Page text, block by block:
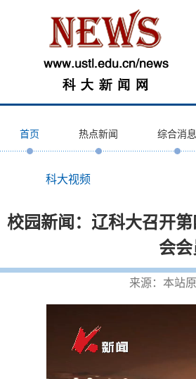
首页 热点新闻 综合消息
科大视频
校园新闻：辽科大召开
会
来源：本站